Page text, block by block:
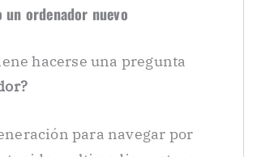
ordenador nuevo
hacerse una pregunta
para navegar por